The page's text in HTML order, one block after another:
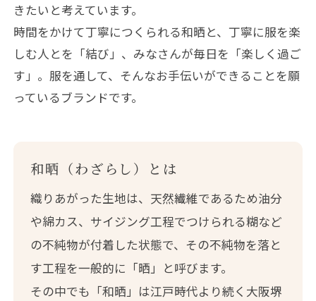
きたいと考えています。
時間をかけて丁寧につくられる和晒と、丁寧に服を楽
しむ人とを「結び」、みなさんが毎日を「楽しく過ご
す」。服を通して、そんなお手伝いができることを願
っているブランドです。
和晒（わざらし）とは
織りあがった生地は、天然繊維であるため油分
や綿カス、サイジング工程でつけられる糊など
の不純物が付着した状態で、その不純物を落と
す工程を一般的に「晒」と呼びます。
その中でも「和晒」は江戸時代より続く大阪堺